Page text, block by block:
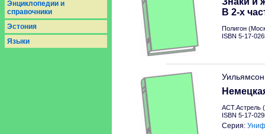
Энциклопедии и
справочники
Эстония
Языки
В 2-х
Полигон
ISBN 5-17-
АСТ.Астрель
ISBN 5-17-
Серия: